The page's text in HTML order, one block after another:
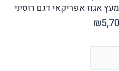
אגוז אפריקאי דגם רוסיני
₪